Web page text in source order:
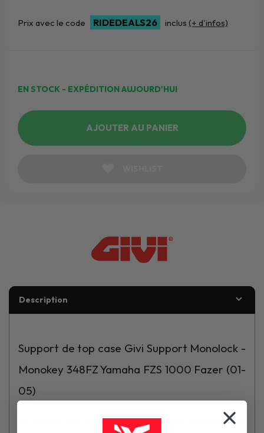
Prix avec le code RIDEDEALS26 inclus (+ d'infos)
EN STOCK - EXPÉDITION AUJOURD'HUI
AJOUTER AU PANIER
Description
Support de top case Givi Support Monolock -
Monokey 348FZ Yamaha FZS 1000 Fazer (01-
05)
Le support 348FZ de Givi est un support spécifique pour